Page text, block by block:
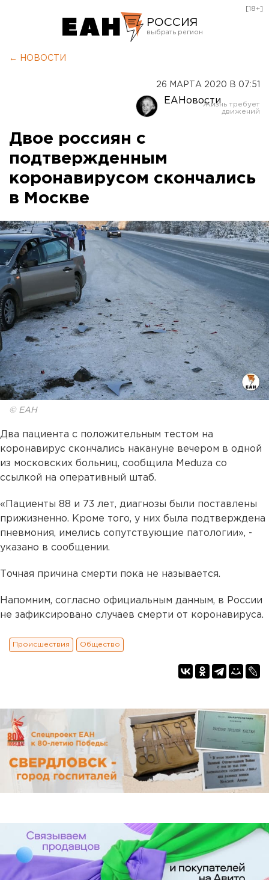
РОССИЯ
Оренбург
[18+]
← НОВОСТИ
26 МАРТА 2020 В 07:51
ЕАНовости
Двое россиян с
подтвержденным
коронавирусом скончались
в Москве
© ЕАН
Два пациента с положительным тестом на
коронавирус скончались накануне вечером в одной
из московских больниц, сообщила Meduza со
ссылкой на оперативный штаб.
«Пациенты 88 и 73 лет, диагнозы были поставлены
прижизненно. Кроме того, у них была подтверждена
пневмония, имелись сопутствующие патологии», -
указано в сообщении.
Точная причина смерти пока не называется.
Напомним, согласно официальным данным, в России
не зафиксировано случаев смерти от коронавируса.
Происшествия Общество